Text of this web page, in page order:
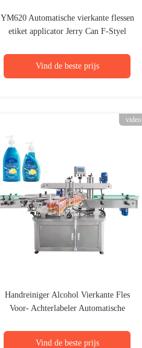
YM620 Automatische vierkante flessen
etiket applicator Jerry Can F-Styel
Vind de beste prijs
video
Handreiniger Alcohol Vierkante Fles
Voor- Achterlabeler Automatische
Vind de beste prijs